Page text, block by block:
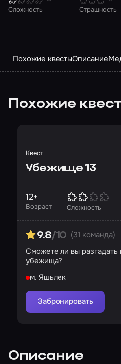
Сложность Страшность
Похожие квестыОписание
Похожие
Квест
Убежище 13
Возраст
12+
Сложность
9.8/10 (31 команда)
Сможете ли вы разгадать
убежища?
м. Яшьлек
Забронировать
Описание